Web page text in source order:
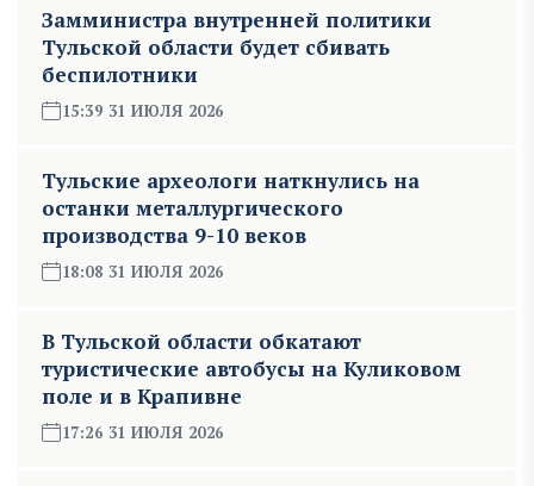
Замминистра внутренней политики
Тульской области будет сбивать
беспилотники
15:39 31 ИЮЛЯ 2026
Тульские археологи наткнулись на
останки металлургического
производства 9-10 веков
18:08 31 ИЮЛЯ 2026
В Тульской области обкатают
туристические автобусы на Куликовом
поле и в Крапивне
17:26 31 ИЮЛЯ 2026